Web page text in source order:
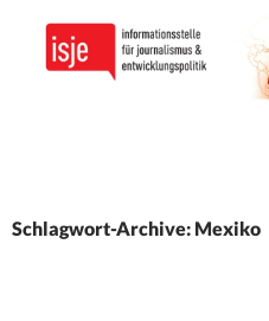
Schlagwort-Archive: Mexiko